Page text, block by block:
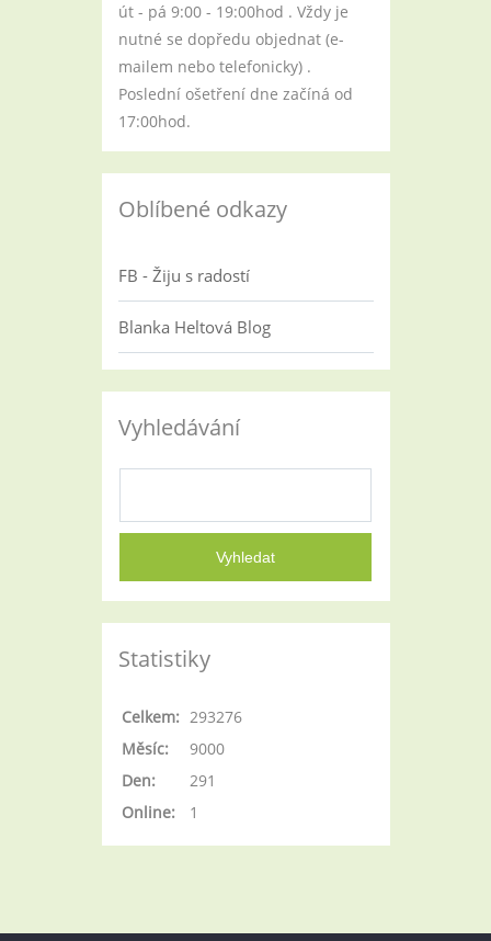
út - pá 9:00 - 19:00hod . Vždy je
nutné se dopředu objednat (e-
mailem nebo telefonicky) .
Poslední ošetření dne začíná od
17:00hod.
Oblíbené odkazy
FB - Žiju s radostí
Blanka Heltová Blog
Vyhledávání
Statistiky
Online: 1
Celkem: 293276
Měsíc:
9000
Den:
291